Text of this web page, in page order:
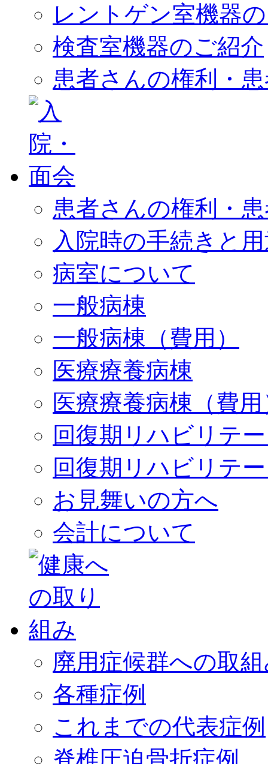
レントゲン室機器
検査室機器のご紹介
患者さんの権利・
患者さんの権利・
入院時の手続きと
病室について
一般病棟
一般病棟（費用）
医療療養病棟
医療療養病棟（費
回復期リハビリテ
回復期リハビリテ
お見舞いの方へ
会計について
廃用症候群への取
各種症例
これまでの代表症例
脊椎圧迫骨折症例